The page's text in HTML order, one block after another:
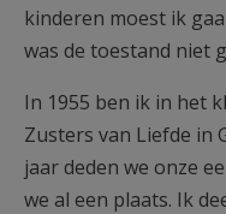
kinderen moest ik
was de toestand niet
In 1955 ben ik in het
Zusters van Liefde in
jaar deden we onze
we al een plaats. Ik